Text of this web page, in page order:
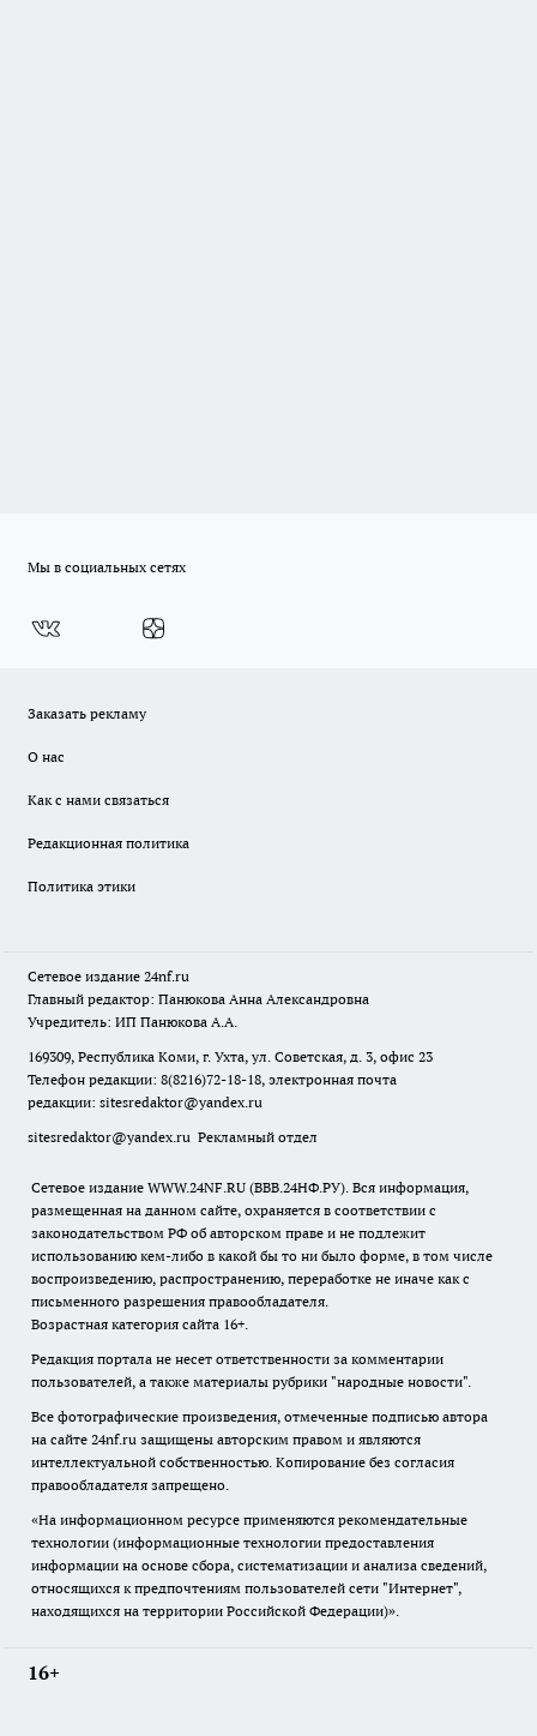
Мы в социальных сетях
Заказать рекламу
О нас
Как с нами связаться
Редакционная политика
Политика этики
Сетевое издание 24nf.ru
Главный редактор: Панюкова Анна Александровна
Учредитель: ИП Панюкова А.А.
169309, Республика Коми, г. Ухта, ул. Советская, д. 3, офис 23
Телефон редакции: 8(8216)72-18-18, электронная почта
редакции: sitesredaktor@yandex.ru
sitesredaktor@yandex.ru Рекламный отдел
Сетевое издание WWW.24NF.RU (ВВВ.24НФ.РУ). Вся информация,
размещенная на данном сайте, охраняется в соответствии с
законодательством РФ об авторском праве и не подлежит
использованию кем-либо в какой бы то ни было форме, в том числе
воспроизведению, распространению, переработке не иначе как с
письменного разрешения правообладателя.
Возрастная категория сайта 16+.
Редакция портала не несет ответственности за комментарии
пользователей, а также материалы рубрики "народные новости".
Все фотографические произведения, отмеченные подписью автора
на сайте 24nf.ru защищены авторским правом и являются
интеллектуальной собственностью. Копирование без согласия
правообладателя запрещено.
«На информационном ресурсе применяются рекомендательные
технологии (информационные технологии предоставления
информации на основе сбора, систематизации и анализа сведений,
относящихся к предпочтениям пользователей сети "Интернет",
находящихся на территории Российской Федерации)».
16+